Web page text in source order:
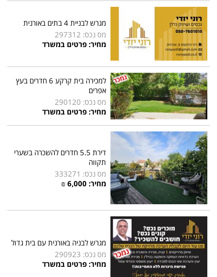
מגרש לבניית 4 בתים באורנית
מס נכס: 297312
מחיר: פרטים במשרד
למכירה בית קרקע 6 חדרים בעץ
אפרים
מס נכס: 290120
מחיר: פרטים במשרד
דירת 5.5 חדרים להשכרה בשערי
תקווה
מס נכס: 333271
מחיר: 6,000
₪
מגרש לבניה באורנית עם בית גדול
מס נכס: 290923
מחיר: פרטים במשרד